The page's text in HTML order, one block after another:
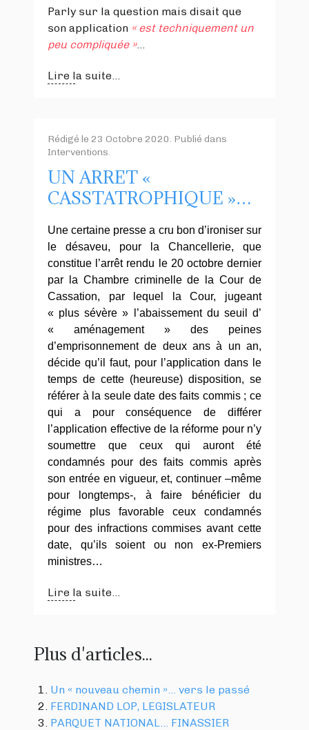
Parly sur la question mais disait que
son application « est techniquement un
peu compliquée »…
Lire la suite...
Rédigé le 23 Octobre 2020. Publié dans
Interventions.
UN ARRET «
CASSTATROPHIQUE »…
Une certaine presse a cru bon d’ironiser sur
le désaveu, pour la Chancellerie, que
constitue l’arrêt rendu le 20 octobre dernier
par la Chambre criminelle de la Cour de
Cassation, par lequel la Cour, jugeant
« plus sévère » l’abaissement du seuil d’
« aménagement » des peines
d’emprisonnement de deux ans à un an,
décide qu’il faut, pour l’application dans le
temps de cette (heureuse) disposition, se
référer à la seule date des faits commis ; ce
qui a pour conséquence de différer
l’application effective de la réforme pour n’y
soumettre que ceux qui auront été
condamnés pour des faits commis après
son entrée en vigueur, et, continuer –même
pour longtemps-, à faire bénéficier du
régime plus favorable ceux condamnés
pour des infractions commises avant cette
date, qu’ils soient ou non ex-Premiers
ministres…
Lire la suite...
Plus d'articles...
Un « nouveau chemin »… vers le passé
FERDINAND LOP, LEGISLATEUR
PARQUET NATIONAL… FINASSIER